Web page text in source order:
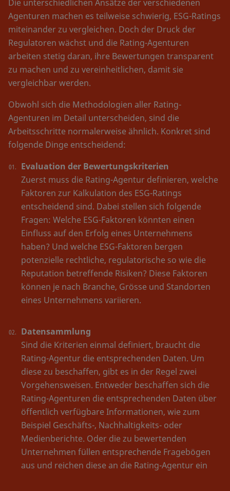
Die unterschiedlichen Ansätze der verschiedenen
Agenturen machen es teilweise schwierig, ESG-Ratings
miteinander zu vergleichen. Doch der Druck der
Regulatoren wächst und die Rating-Agenturen
arbeiten stetig daran, ihre Bewertungen transparent
zu machen und zu vereinheitlichen, damit sie
vergleichbar werden.
Obwohl sich die Methodologien aller Rating-
Agenturen im Detail unterscheiden, sind die
Arbeitsschritte normalerweise ähnlich. Konkret sind
folgende Dinge entscheidend:
Evaluation der Bewertungskriterien
Zuerst muss die Rating-Agentur definieren, welche
Faktoren zur Kalkulation des ESG-Ratings
entscheidend sind. Dabei stellen sich folgende
Fragen: Welche ESG-Faktoren könnten einen
Einfluss auf den Erfolg eines Unternehmens
haben? Und welche ESG-Faktoren bergen
potenzielle rechtliche, regulatorische so wie die
Reputation betreffende Risiken? Diese Faktoren
können je nach Branche, Grösse und Standorten
eines Unternehmens variieren.
Datensammlung
Sind die Kriterien einmal definiert, braucht die
Rating-Agentur die entsprechenden Daten. Um
diese zu beschaffen, gibt es in der Regel zwei
Vorgehensweisen. Entweder beschaffen sich die
Rating-Agenturen die entsprechenden Daten über
öffentlich verfügbare Informationen, wie zum
Beispiel Geschäfts-, Nachhaltigkeits- oder
Medienberichte. Oder die zu bewertenden
Unternehmen füllen entsprechende Fragebögen
aus und reichen diese an die Rating-Agentur ein